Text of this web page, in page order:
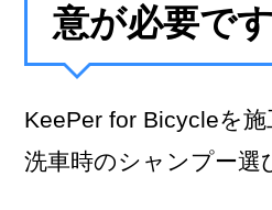
意が必要です
KeePer for Bicycleを
洗車時のシャンプー選